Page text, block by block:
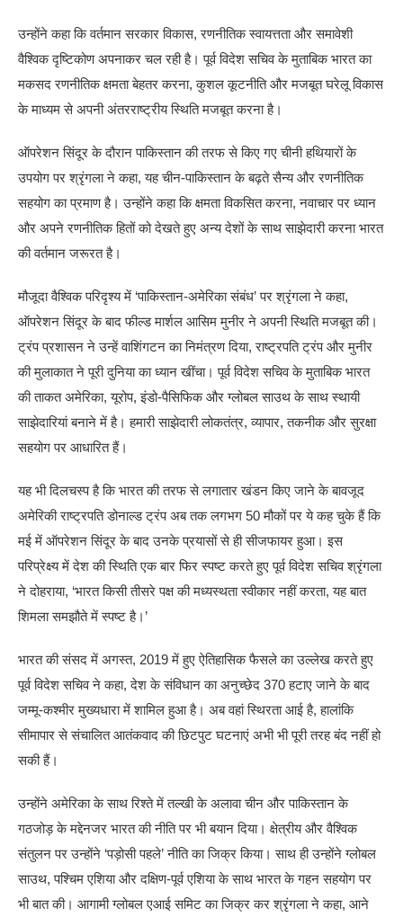
उन्होंने कहा कि वर्तमान सरकार विकास, रणनीतिक स्वायत्तता और समावेशी
वैश्विक दृष्टिकोण अपनाकर चल रही है। पूर्व विदेश सचिव के मुताबिक भारत का
मकसद रणनीतिक क्षमता बेहतर करना, कुशल कूटनीति और मजबूत घरेलू विकास
के माध्यम से अपनी अंतरराष्ट्रीय स्थिति मजबूत करना है।
ऑपरेशन सिंदूर के दौरान पाकिस्तान की तरफ से किए गए चीनी हथियारों के
उपयोग पर श्रृंगला ने कहा, यह चीन-पाकिस्तान के बढ़ते सैन्य और रणनीतिक
सहयोग का प्रमाण है। उन्होंने कहा कि क्षमता विकसित करना, नवाचार पर ध्यान
और अपने रणनीतिक हितों को देखते हुए अन्य देशों के साथ साझेदारी करना भारत
की वर्तमान जरूरत है।
मौजूदा वैश्विक परिदृश्य में ‘पाकिस्तान-अमेरिका संबंध’ पर श्रृंगला ने कहा,
ऑपरेशन सिंदूर के बाद फील्ड मार्शल आसिम मुनीर ने अपनी स्थिति मजबूत की।
ट्रंप प्रशासन ने उन्हें वाशिंगटन का निमंत्रण दिया, राष्ट्रपति ट्रंप और मुनीर
की मुलाकात ने पूरी दुनिया का ध्यान खींचा। पूर्व विदेश सचिव के मुताबिक भारत
की ताकत अमेरिका, यूरोप, इंडो-पैसिफिक और ग्लोबल साउथ के साथ स्थायी
साझेदारियां बनाने में है। हमारी साझेदारी लोकतंत्र, व्यापार, तकनीक और सुरक्षा
सहयोग पर आधारित हैं।
यह भी दिलचस्प है कि भारत की तरफ से लगातार खंडन किए जाने के बावजूद
अमेरिकी राष्ट्रपति डोनाल्ड ट्रंप अब तक लगभग 50 मौकों पर ये कह चुके हैं कि
मई में ऑपरेशन सिंदूर के बाद उनके प्रयासों से ही सीजफायर हुआ। इस
परिप्रेक्ष्य में देश की स्थिति एक बार फिर स्पष्ट करते हुए पूर्व विदेश सचिव श्रृंगला
ने दोहराया, ‘भारत किसी तीसरे पक्ष की मध्यस्थता स्वीकार नहीं करता, यह बात
शिमला समझौते में स्पष्ट है।’
भारत की संसद में अगस्त, 2019 में हुए ऐतिहासिक फैसले का उल्लेख करते हुए
पूर्व विदेश सचिव ने कहा, देश के संविधान का अनुच्छेद 370 हटाए जाने के बाद
जम्मू-कश्मीर मुख्यधारा में शामिल हुआ है। अब वहां स्थिरता आई है, हालांकि
सीमापार से संचालित आतंकवाद की छिटपुट घटनाएं अभी भी पूरी तरह बंद नहीं हो
सकी हैं।
उन्होंने अमेरिका के साथ रिश्ते में तल्खी के अलावा चीन और पाकिस्तान के
गठजोड़ के मद्देनजर भारत की नीति पर भी बयान दिया। क्षेत्रीय और वैश्विक
संतुलन पर उन्होंने ‘पड़ोसी पहले’ नीति का जिक्र किया। साथ ही उन्होंने ग्लोबल
साउथ, पश्चिम एशिया और दक्षिण-पूर्व एशिया के साथ भारत के गहन सहयोग पर
भी बात की। आगामी ग्लोबल एआई समिट का जिक्र कर श्रृंगला ने कहा, आने